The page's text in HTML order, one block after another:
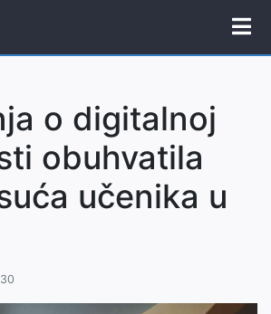
o digitalnoj
obuhvatila
učenika u